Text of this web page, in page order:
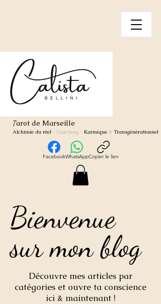
Tarot de Marseille
Alchimie du réel - Coaching - Karmique & Transgénérationnel
FacebookWhatsAppCopier le lien
Bienvenue
sur mon blog
Bienvenue
sur mon blog
Découvre mes articles par
catégories et ouvre ta conscience
ici & maintenant !